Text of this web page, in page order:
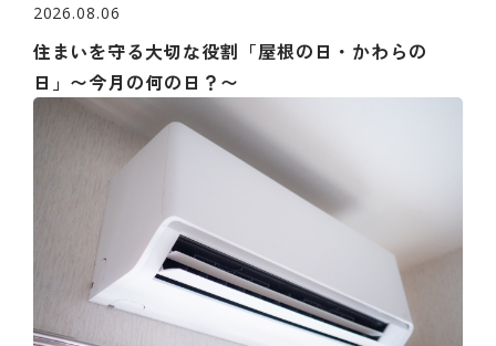
2026.08.06
住まいを守る大切な役割「屋根の日・かわらの
日」〜今月の何の日？〜